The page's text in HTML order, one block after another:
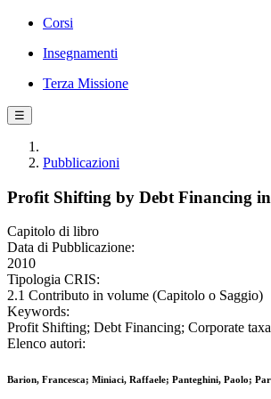
Corsi
Insegnamenti
Terza Missione
☰
Pubblicazioni
Profit Shifting by Debt Financing
Capitolo di libro
Data di Pubblicazione:
2010
Tipologia CRIS:
2.1 Contributo in volume (Capitolo o Saggio)
Keywords:
Profit Shifting; Debt Financing; Corporate
Elenco autori:
Barion, Francesca; Miniaci, Raffaele; Panteghini, Paolo;